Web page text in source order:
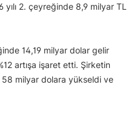
yılı 2. çeyreğinde 8,9 milyar TL
14,19 milyar dolar gelir
artışa işaret etti. Şirketin
58 milyar dolara yükseldi ve